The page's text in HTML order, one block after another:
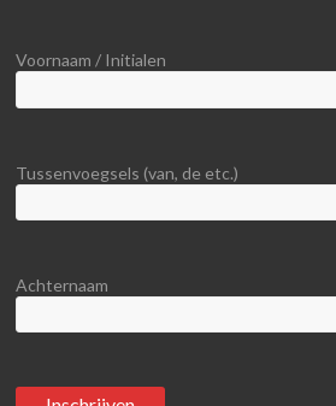
Voornaam / Initialen
Tussenvoegsels (van, de etc.)
Achternaam